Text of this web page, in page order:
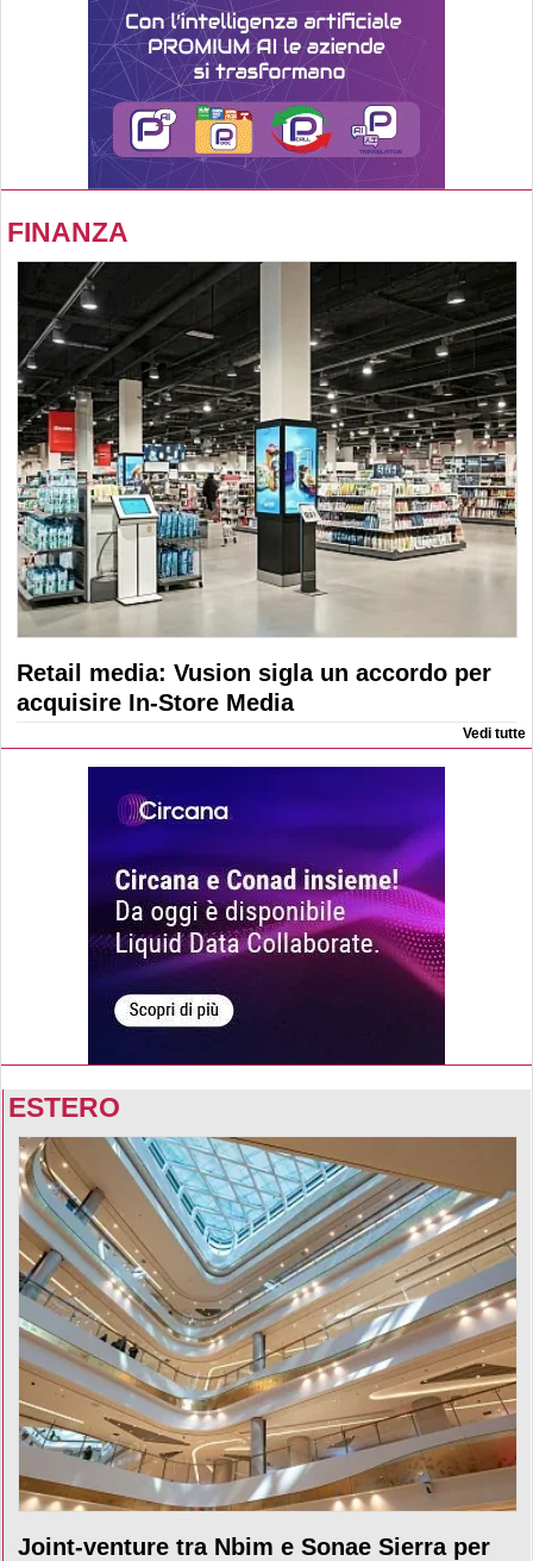
FINANZA
Retail media: Vusion sigla un accordo per
acquisire In-Store Media
Vedi tutte
ESTERO
Joint-venture tra Nbim e Sonae Sierra per